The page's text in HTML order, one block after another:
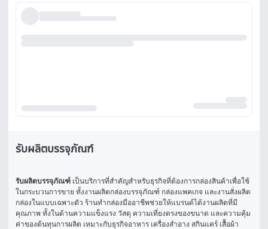
รับผลิตบรรจุภัณฑ์
รับผลิตบรรจุภัณฑ์ เป็นบริการที่สำคัญสำหรับธุรกิจที่ต้องการกล่องสินค้าเพื่อใช้
ในกระบวนการขาย ทั้งงานผลิตกล่องบรรจุภัณฑ์ กล่องแพคเกจ และงานสั่งผลิต
กล่องในแบบเฉพาะตัว ร้านทำกล่องมืออาชีพช่วยให้แบรนด์ได้งานผลิตที่มี
คุณภาพ ทั้งในด้านความแข็งแรง วัสดุ ความเที่ยงตรงของขนาด และความคุ้ม
ค่าของต้นทุนการผลิต เหมาะกับธุรกิจอาหาร เครื่องสำอาง สกินแคร์ เสื้อผ้า